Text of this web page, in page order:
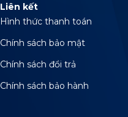
Liên kết
Hình thức thanh toán
Chính sách bảo mật
Chính sách đổi trả
Chính sách bảo hành